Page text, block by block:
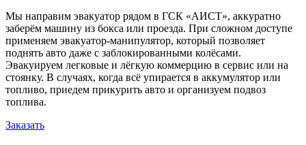
Мы направим эвакуатор рядом в ГСК «АИСТ», аккуратно
заберём машину из бокса или проезда. При сложном доступе
применяем эвакуатор-манипулятор, который позволяет
поднять авто даже с заблокированными колёсами.
Эвакуируем легковые и лёгкую коммерцию в сервис или на
стоянку. В случаях, когда всё упирается в аккумулятор или
топливо, приедем прикурить авто и организуем подвоз
топлива.
Заказать